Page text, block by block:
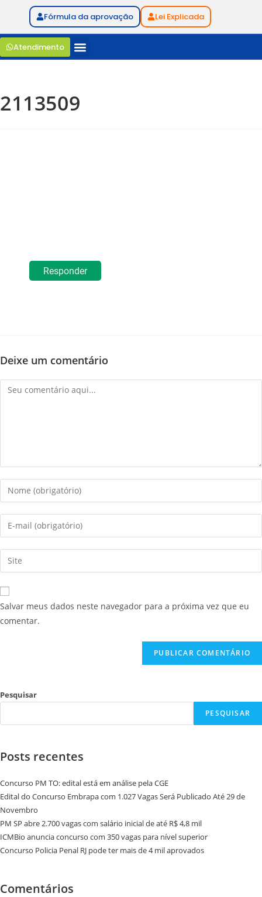
Fórmula da aprovação Lei Explicada
Atendimento
2113509
Responder
Deixe um comentário
Salvar meus dados neste navegador para a próxima vez que eu
comentar.
Pesquisar
PESQUISAR
Posts recentes
Concurso PM TO: edital está em análise pela CGE
Edital do Concurso Embrapa com 1.027 Vagas Será Publicado Até 29 de
Novembro
PM SP abre 2.700 vagas com salário inicial de até R$ 4,8 mil
ICMBio anuncia concurso com 350 vagas para nível superior
Concurso Policia Penal RJ pode ter mais de 4 mil aprovados
Comentários